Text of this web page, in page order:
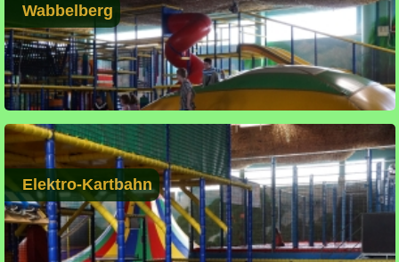
Wabbelberg
Elektro-Kartbahn